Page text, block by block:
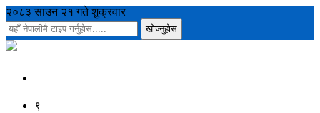
२०८३ साउन २१ गते शुक्रवार
९